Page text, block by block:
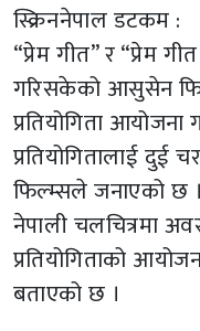
स्क्रिननेपाल डटकम :
“प्रेम गीत” र “प्रेम
गरिसकेको आसुसेन
प्रतियोगिता
प्रतियोगितालाई
फिल्म्सले जनाएको छ
नेपाली चलचित्रमा
प्रतियोगिताको
बताएको छ ।